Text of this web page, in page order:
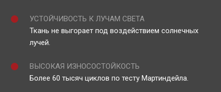
УСТОЙЧИВОСТЬ К ЛУЧАМ СВЕТА
Ткань не выгорает под воздействием солнечных
лучей.
ВЫСОКАЯ ИЗНОСОСТОЙКОСТЬ
Более 60 тысяч циклов по тесту Мартиндейла.